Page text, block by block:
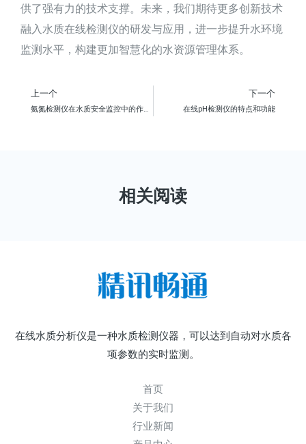
供了强有力的技术支撑。未来，我们期待更多创新技术
融入水质在线检测仪的研发与应用，进一步提升水环境
监测水平，构建更加智慧化的水资源管理体系。
上一个
氨氮检测仪在水质安全监控中的作用及发展趋势
下一个
在线pH检测仪的特点和功能
相关阅读
在线水质分析仪是一种水质检测仪器，可以达到自动对水质各
项参数的实时监测。
首页
关于我们
行业新闻